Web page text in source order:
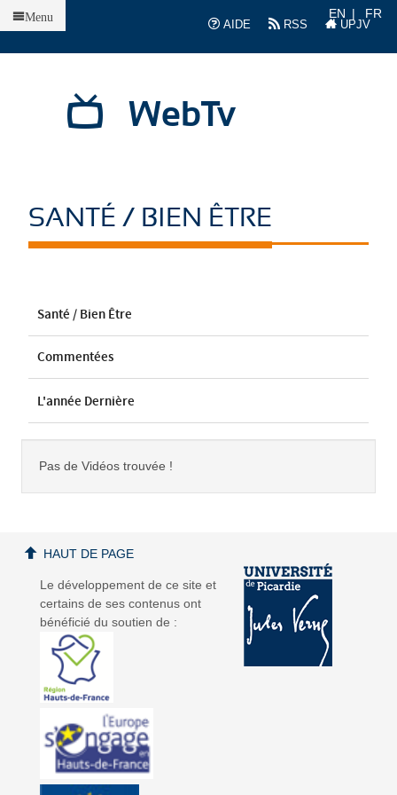
AIDE
RSS UPJV
EN FR
WebTv
Menu
SANTÉ / BIEN ÊTRE
Santé / Bien Être
Commentées
L'année Dernière
Pas de Vidéos trouvée !
Le développement de ce site et
certains de ses contenus ont
bénéficié du soutien de :
HAUT DE PAGE